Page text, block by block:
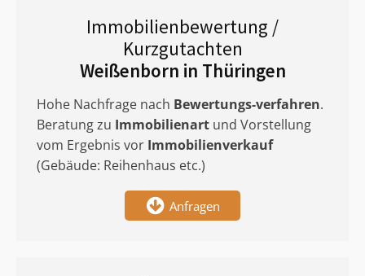
Immobilienbewertung /
Kurzgutachten
Weißenborn in Thüringen
Hohe Nachfrage nach Bewertungs-verfahren.
Beratung zu Immobilienart und Vorstellung
vom Ergebnis vor Immobilienverkauf
(Gebäude: Reihenhaus etc.)
Anfragen